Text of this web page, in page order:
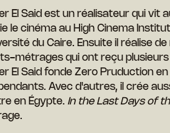
El Said est un réalisateur qui vit
le cinéma au High Cinema
du Caire. Ensuite il réalise
métrages qui ont reçu
El Said fonde Zero Pruduction
Avec d'autres, il crée
en Égypte. In the Last Days of